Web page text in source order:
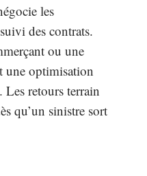
les
des contrats.
ou une
une optimisation
Les retours terrain
qu’un sinistre sort